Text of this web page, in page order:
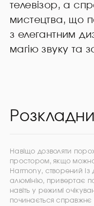
телевізор, а
мистецтва, що
з елегантним
магію звуку та
Навіщо дозволяти
простором, якщо
Harmony, створений
алюмінію, привертає
навіть у режимі
починається справжнє